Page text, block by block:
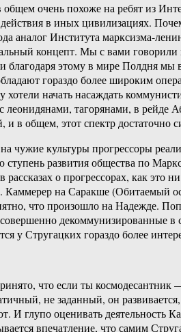
общем очень похоже на ребят из
в иных цивилизациях.
аналог Института марксизма-
концепт. Мы с вами
этому в мире Полдня
гораздо более широким
хотели начать насаждать
леонидянами, тагорянами, в
в общем, этот спектр достаточно
чужие культуры прогрессоры
развития общества по
о прогрессорах, как это
Каммерер на Саракше (Обитаемый
что произошло на Надежде.
декоммунизированные в
у Стругацких гораздо более
что если ты
не заданный, он
И глупо оценивать
впечатление, что самим